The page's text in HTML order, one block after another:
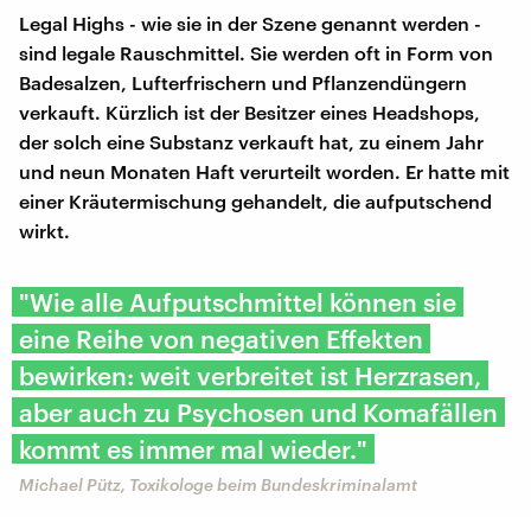
Legal Highs - wie sie in der Szene genannt werden -
sind legale Rauschmittel. Sie werden oft in Form von
Badesalzen, Lufterfrischern und Pflanzendüngern
verkauft. Kürzlich ist der Besitzer eines Headshops,
der solch eine Substanz verkauft hat, zu einem Jahr
und neun Monaten Haft verurteilt worden. Er hatte mit
einer Kräutermischung gehandelt, die aufputschend
wirkt.
"Wie alle Aufputschmittel können sie
eine Reihe von negativen Effekten
bewirken: weit verbreitet ist Herzrasen,
aber auch zu Psychosen und Komafällen
kommt es immer mal wieder."
Michael Pütz, Toxikologe beim Bundeskriminalamt